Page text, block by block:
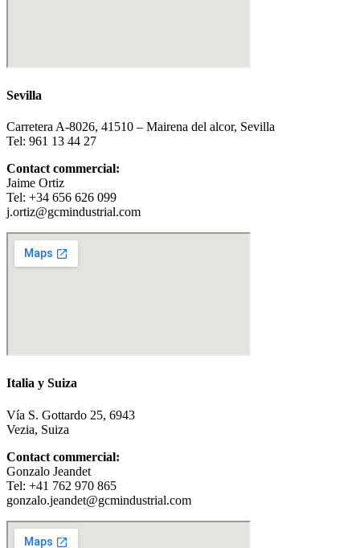
Sevilla
Carretera A-8026, 41510 – Mairena del alcor, Sevilla
Tel: 961 13 44 27
Contact commercial:
Jaime Ortiz
Tel: +34 656 626 099
j.ortiz@gcmindustrial.com
Italia y Suiza
Vía S. Gottardo 25, 6943
Vezia, Suiza
Contact commercial:
Gonzalo Jeandet
Tel: +41 762 970 865
gonzalo.jeandet@gcmindustrial.com